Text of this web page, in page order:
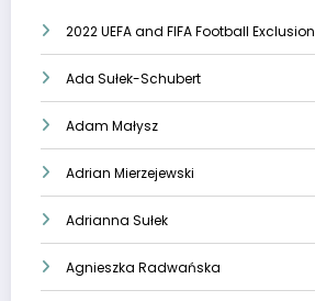
2022 UEFA and FIFA Football Exclusion
Ada Sułek-Schubert
Adam Małysz
Adrian Mierzejewski
Adrianna Sułek
Agnieszka Radwańska